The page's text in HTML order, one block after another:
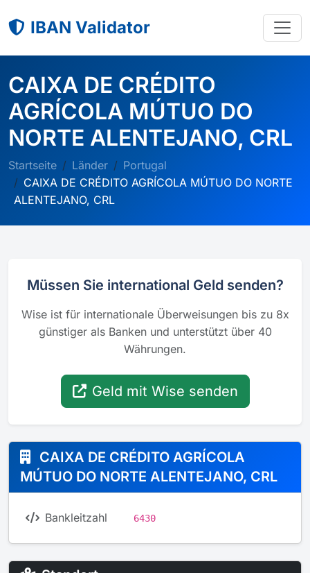
IBAN Validator
CAIXA DE CRÉDITO
AGRÍCOLA MÚTUO DO
NORTE ALENTEJANO, CRL
Startseite Länder
Portugal
CAIXA DE CRÉDITO AGRÍCOLA MÚTUO DO NORTE
ALENTEJANO, CRL
Müssen Sie international Geld senden?
Wise ist für internationale Überweisungen bis zu 8x
günstiger als Banken und unterstützt über 40
Währungen.
Geld mit Wise senden
CAIXA DE CRÉDITO AGRÍCOLA
MÚTUO DO NORTE ALENTEJANO, CRL
Bankleitzahl 6430